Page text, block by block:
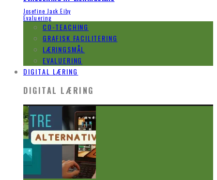
Josefine Jack Eiby
Evaluering
CO-TEACHING
GRAFISK FACILITERING
LÆRINGSMÅL
EVALUERING
DIGITAL LÆRING
DIGITAL LÆRING